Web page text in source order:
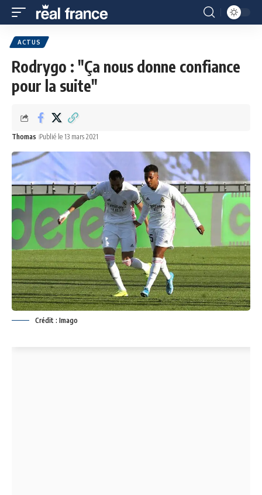
ACTUS
Rodrygo : "Ça nous donne confiance
pour la suite"
Thomas Publié le 13 mars 2021
Crédit : Imago